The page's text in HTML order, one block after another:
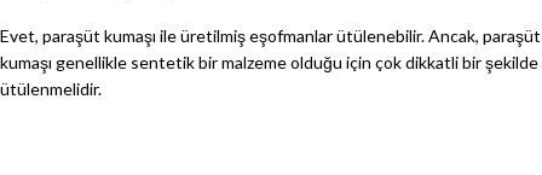
Evet, paraşüt kumaşı ile üretilmiş eşofmanlar ütülenebilir. Ancak, paraşüt
kumaşı genellikle sentetik bir malzeme olduğu için çok dikkatli bir şekilde
ütülenmelidir.